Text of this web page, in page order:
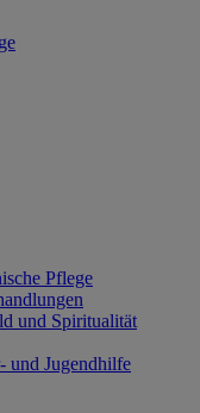
Pflege
und Spiritualität
und Jugendhilfe